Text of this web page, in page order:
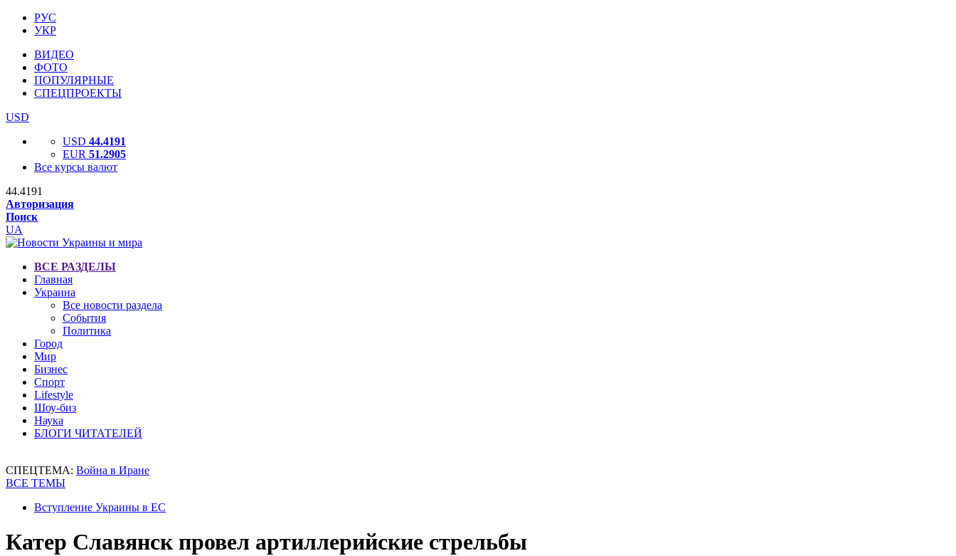
РУС
УКР
ВИДЕО
ФОТО
ПОПУЛЯРНЫЕ
СПЕЦПРОЕКТЫ
USD
USD 44.4191
EUR 51.2905
Все курсы валют
44.4191
Авторизация
Поиск
UA
ВСЕ РАЗДЕЛЫ
Главная
Украина
Все новости раздела
События
Политика
Город
Мир
Бизнес
Спорт
Lifestyle
Шоу-биз
Наука
БЛОГИ ЧИТАТЕЛЕЙ
СПЕЦТЕМА: Война в Иране
ВСЕ ТЕМЫ
Вступление Украины в ЕС
Катер Славянск провел артиллерийские стрельбы